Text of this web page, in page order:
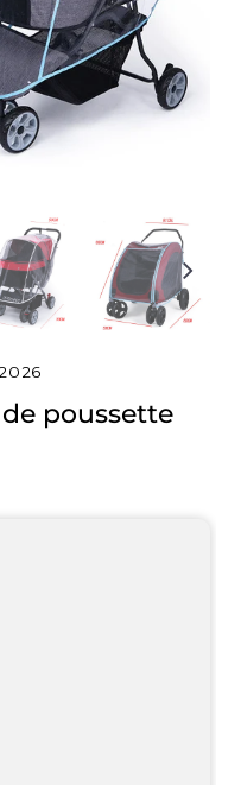
poussette